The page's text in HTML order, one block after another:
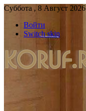
Суббота , 8 Август 2026
Войти
Switch skin